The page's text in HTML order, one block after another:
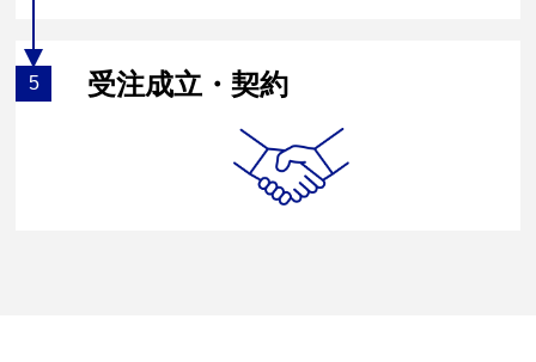
5 受注成立・契約